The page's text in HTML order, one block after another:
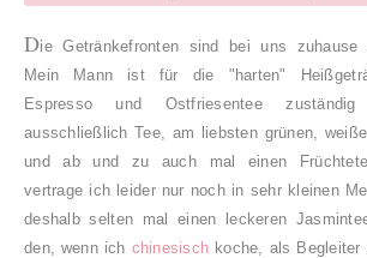
Die Getränkefronten sind bei uns zuhause
Mein Mann ist für die "harten"
Espresso und Ostfriesentee
ausschließlich Tee, am liebsten grünen,
und ab und zu auch mal einen
vertrage ich leider nur noch in sehr kleinen
deshalb selten mal einen leckeren
den, wenn ich chinesisch koche, als Begleiter